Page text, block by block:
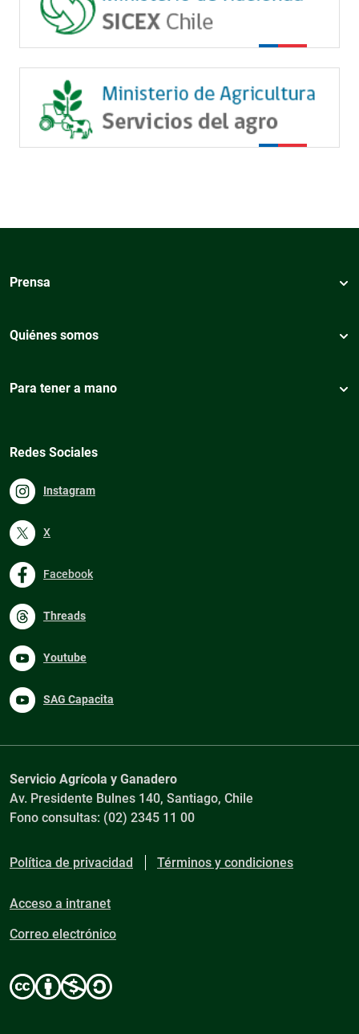
Prensa
Quiénes somos
Para tener a mano
Redes Sociales
Instagram
X
Facebook
Threads
Youtube
SAG Capacita
Servicio Agrícola y Ganadero
Av. Presidente Bulnes 140, Santiago, Chile
Fono consultas: (02) 2345 11 00
Política de privacidad Términos y condiciones
Acceso a intranet
Correo electrónico